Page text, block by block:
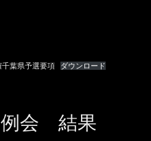
千葉県予選要項 ダウンロード
会 結果